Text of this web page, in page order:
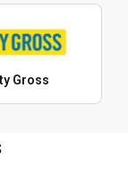
Gross